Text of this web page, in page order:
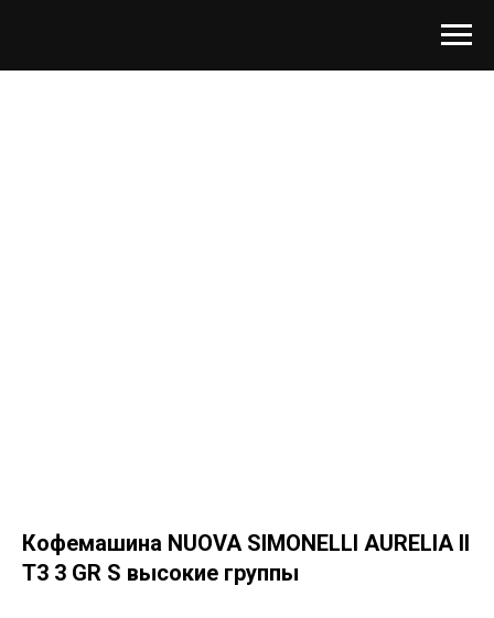
Кофемашина NUOVA SIMONELLI AURELIA II
T3 3 GR S высокие группы